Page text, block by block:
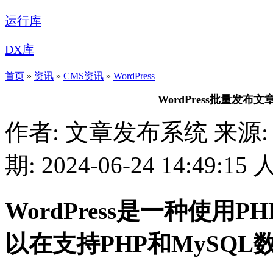
运行库
DX库
首页 » 资讯 » CMS资讯 » WordPress
WordPress批量发布文
作者: 文章发布系统 来源
期: 2024-06-24 14:49:15
WordPress是一种使用
以在支持PHP和MySQL